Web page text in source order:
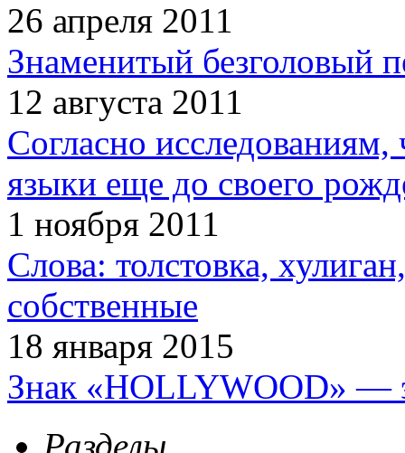
26 апреля 2011
Знаменитый безголовый
12 августа 2011
Согласно исследованиям,
языки еще до своего
1 ноября 2011
Слова: толстовка,
собственные
18 января 2015
Знак «HOLLYWOOD» —